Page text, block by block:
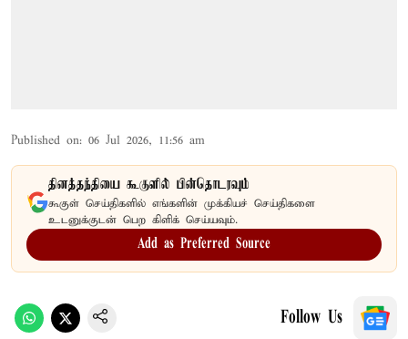
Published on: 06 Jul 2026, 11:56 am
தினத்தந்தியை கூகுளில் பின்தொடரவும்
கூகுள் செய்திகளில் எங்களின் முக்கியச் செய்திகளை
உடனுக்குடன் பெற கிளிக் செய்யவும்.
Add as Preferred Source
Follow Us